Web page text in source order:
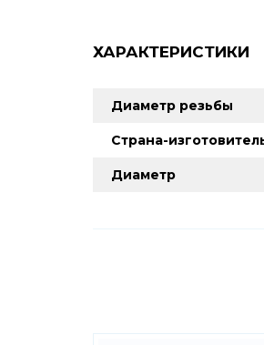
ХАРАКТЕРИСТИКИ
Диаметр резьбы
Страна-
Диаметр